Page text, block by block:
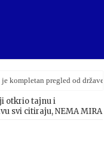
kompletan pregled od
2,3 milijarde KM
otkrio tajnu i
svi citiraju, NEMA MIRA